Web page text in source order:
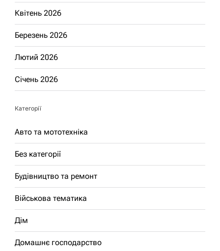
Квітень 2026
Березень 2026
Лютий 2026
Січень 2026
Категорії
Авто та мототехніка
Без категорії
Будівництво та ремонт
Військова тематика
Дім
Домашнє господарство